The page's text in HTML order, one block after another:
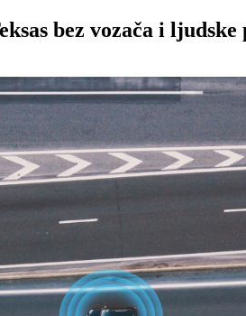
bez vozača i ljudske